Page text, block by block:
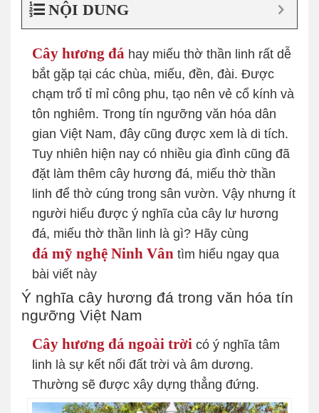
NỘI DUNG
Cây hương đá hay miếu thờ thần linh rất dễ
bắt gặp tại các chùa, miếu, đền, đài. Được
chạm trổ tỉ mỉ công phu, tạo nên vẻ cổ kính và
tôn nghiêm. Trong tín ngưỡng văn hóa dân
gian Việt Nam, đây cũng được xem là di tích.
Tuy nhiên hiện nay có nhiều gia đình cũng đã
đặt làm thêm cây hương đá, miếu thờ thần
linh để thờ cúng trong sân vườn. Vậy nhưng ít
người hiểu được ý nghĩa của cây lư hương
đá, miếu thờ thần linh là gì? Hãy cùng
đá mỹ nghệ Ninh Vân tìm hiểu ngay qua
bài viết này
Ý nghĩa cây hương đá trong văn hóa tín
ngưỡng Việt Nam
Cây hương đá ngoài trời có ý nghĩa tâm
linh là sự kết nối đất trời và âm dương.
Thường sẽ được xây dựng thẳng đứng.